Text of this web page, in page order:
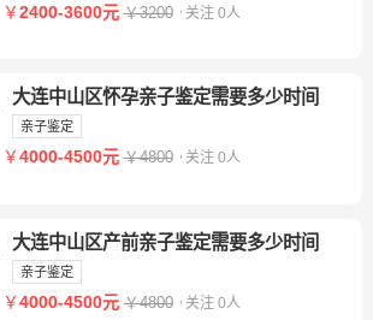
￥2400-3600元 ￥3200 关注 0人
大连中山区怀孕亲子鉴定需要多少时间
亲子鉴定
￥4000-4500元 ￥4800 关注 0人
大连中山区产前亲子鉴定需要多少时间
亲子鉴定
￥4000-4500元 ￥4800 关注 0人